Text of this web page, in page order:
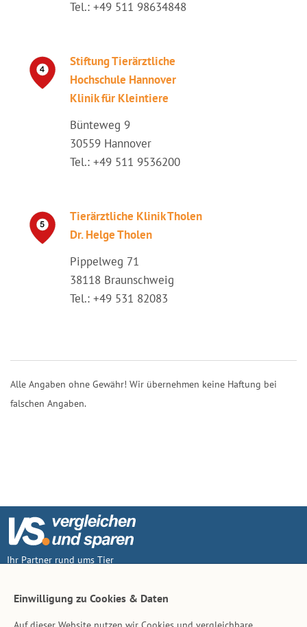
Tel.: +49 511 98634848
Stiftung Tierärztliche
Hochschule Hannover
Klinik für Kleintiere
Bünteweg 9
30559 Hannover
Tel.: +49 511 9536200
Tierärztliche Klinik Tholen
Dr. Helge Tholen
Pippelweg 71
38118 Braunschweig
Tel.: +49 531 82083
Alle Angaben ohne Gewähr! Wir übernehmen keine Haftung bei
falschen Angaben.
Ihr Partner rund ums Tier
Einwilligung zu Cookies & Daten